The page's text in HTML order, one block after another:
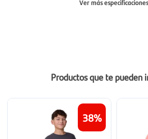
Ver más especificaciones
Productos que te pueden
38